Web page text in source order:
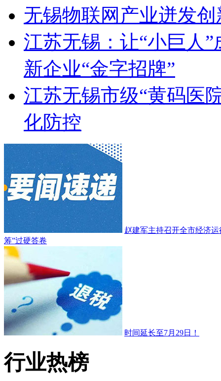
无锡物联网产业迸发
江苏无锡：让“小巨人
新企业“金字招牌”
江苏无锡市级“黄码医
化防控
赵建军主持召开全市经济
筹”过硬答卷
时间延长至7月29日！
行业热榜